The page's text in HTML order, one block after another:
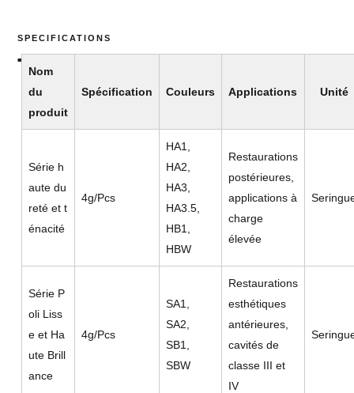
SPECIFICATIONS
Nom
du
produit
Spécification Couleurs Applications Unité
Série h
aute du
reté et t
énacité
4g/Pcs
HA1,
HA2,
HA3,
HA3.5,
HB1,
HBW
Restaurations
postérieures,
applications à
charge
élevée
Série P
oli Liss
e et Ha
ute Brill
ance
4g/Pcs
SA1,
SA2,
SB1,
SBW
Restaurations
esthétiques
antérieures,
cavités de
classe III et
IV